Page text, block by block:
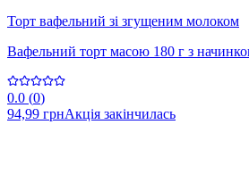
Торт вафельний зі згущеним молоком
Вафельний торт масою 180 г з
0.0 (0)
94,99 грнАкція закінчилась